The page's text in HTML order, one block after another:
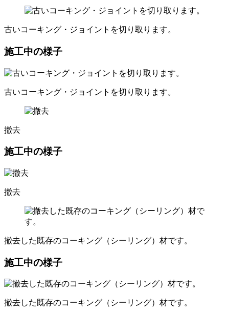
古いコーキング・ジョイントを切り取ります。
施工中の様子
古いコーキング・ジョイントを切り取ります。
撤去
施工中の様子
撤去
撤去した既存のコーキング（シーリング）材です。
施工中の様子
撤去した既存のコーキング（シーリング）材です。